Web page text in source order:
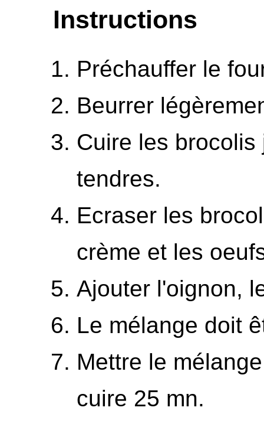
Instructions
Préchauffer le
Beurrer
Cuire les
tendres.
Ecraser les
crème et les
Ajouter l'oignon,
Le mélange doit
Mettre le
cuire 25 mn.